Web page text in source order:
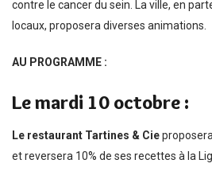
contre le cancer du sein. La ville, en
locaux, proposera diverses animations.
AU PROGRAMME :
Le mardi 10 octobre :
Le restaurant Tartines & Cie
et reversera 10% de ses recettes à la